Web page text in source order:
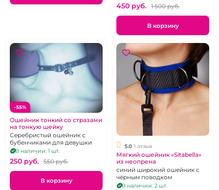
450 pуб. 1 500 pуб.
В корзину
-55%
Ошейник тонкий со стразами
на тонкую шейку
Серебристый ошейник с
бубенчиками для девушки
В наличии: 1 шт.
250 pуб. 550 pуб.
В корзину
5.0 1 отзыв
Мягкий ошейник «Sitabella»
из неопрена
синий широкий ошейник с
чёрным поводком
В наличии: 2 шт.